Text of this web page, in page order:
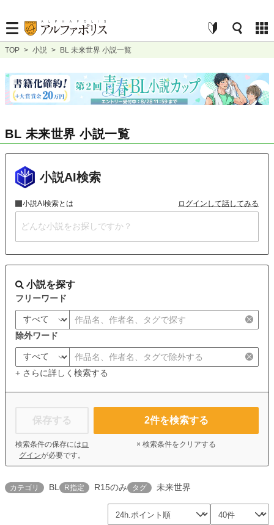
TOP > 小説 > BL 未来世界 小説一覧
BL 未来世界 小説一覧
小説AI検索
小説AI検索とは ログインして話してみる
小説を探す
フリーワード
除外ワード
+ さらに詳しく検索する
保存する
検索条件の保存には ロ
グインが必要です。
2件を検索する
× 検索条件をクリアする
カテゴリ BL R指定 R15のみ タグ 未来世界